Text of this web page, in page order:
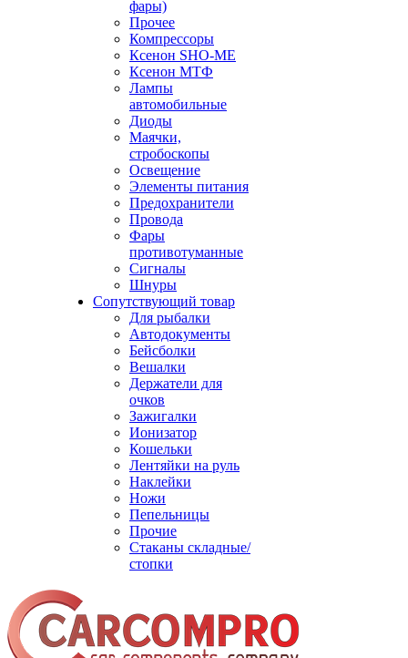
фары)
Прочее
Компрессоры
Ксенон SHO-ME
Ксенон МТФ
Лампы
автомобильные
Диоды
Маячки,
стробоскопы
Освещение
Элементы питания
Предохранители
Провода
Фары
противотуманные
Сигналы
Шнуры
Сопутствующий товар
Для рыбалки
Автодокументы
Бейсболки
Вешалки
Держатели для
очков
Зажигалки
Ионизатор
Кошельки
Лентяйки на руль
Наклейки
Ножи
Пепельницы
Прочие
Стаканы складные/
стопки